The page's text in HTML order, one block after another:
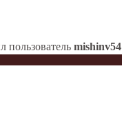
пользователь mishinv54